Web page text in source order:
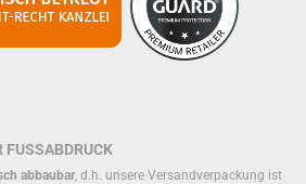
FUSSABDRUCK
abbaubar, d.h. unsere Versandverpackung ist